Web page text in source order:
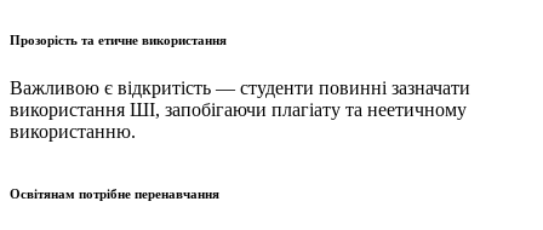
Прозорість та етичне використання
Важливою є відкритість — студенти повинні зазначати
використання ШІ, запобігаючи плагіату та неетичному
використанню.
Освітянам потрібне перенавчання